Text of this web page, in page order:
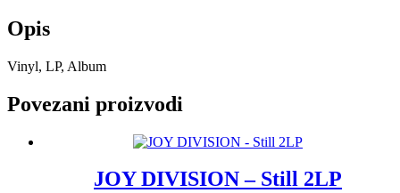
Opis
Vinyl, LP, Album
Povezani proizvodi
JOY DIVISION – Still 2LP